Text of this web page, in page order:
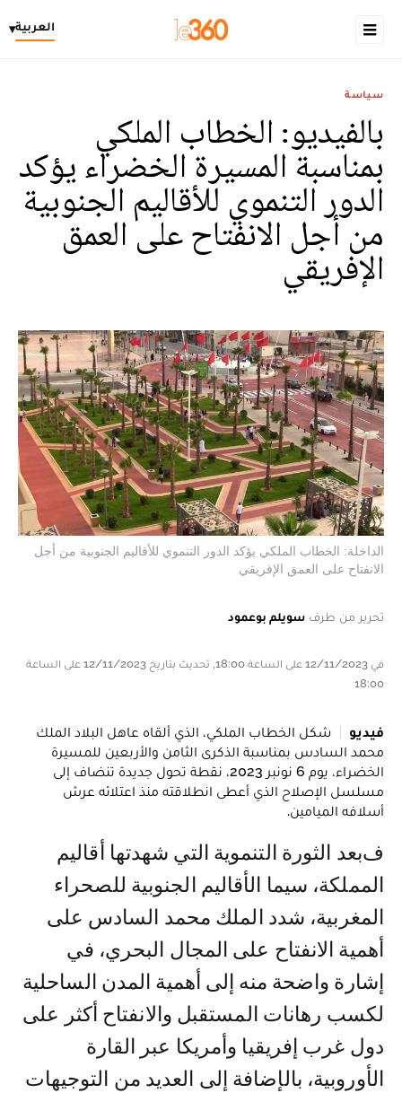
العربية▾
سياسة
بالفيديو: الخطاب الملكي
بمناسبة المسيرة الخضراء يؤكد
الدور التنموي للأقاليم الجنوبية
من أجل الانفتاح على العمق
الإفريقي
الداخلة: الخطاب الملكي يؤكد الدور التنموي للأقاليم الجنوبية من أجل
الانفتاح على العمق الإفريقي
تحرير من طرف سويلم بوعمود
في 12/11/2023 على الساعة 18:00, تحديث بتاريخ 12/11/2023 على الساعة
18:00
فيديو
شكل الخطاب الملكي، الذي ألقاه عاهل البلاد الملك
محمد السادس بمناسبة الذكرى الثامن والأربعين للمسيرة
الخضراء، يوم 6 نونبر 2023، نقطة تحول جديدة تنضاف إلى
مسلسل الإصلاح الذي أعطى انطلاقته منذ اعتلائه عرش
أسلافه الميامين.
فبعد الثورة التنموية التي شهدتها أقاليم
المملكة، سيما الأقاليم الجنوبية للصحراء
المغربية، شدد الملك محمد السادس على
أهمية الانفتاح على المجال البحري، في
إشارة واضحة منه إلى أهمية المدن الساحلية
لكسب رهانات المستقبل والانفتاح أكثر على
دول غرب إفريقيا وأمريكا عبر القارة
الأوروبية، بالإضافة إلى العديد من التوجيهات